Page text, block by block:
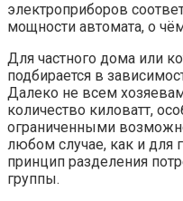
электроприборов
мощности автомата, о
Для частного дома или
подбирается в
Далеко не всем
количество киловатт,
ограниченными
любом случае, как и для
принцип разделения
группы.